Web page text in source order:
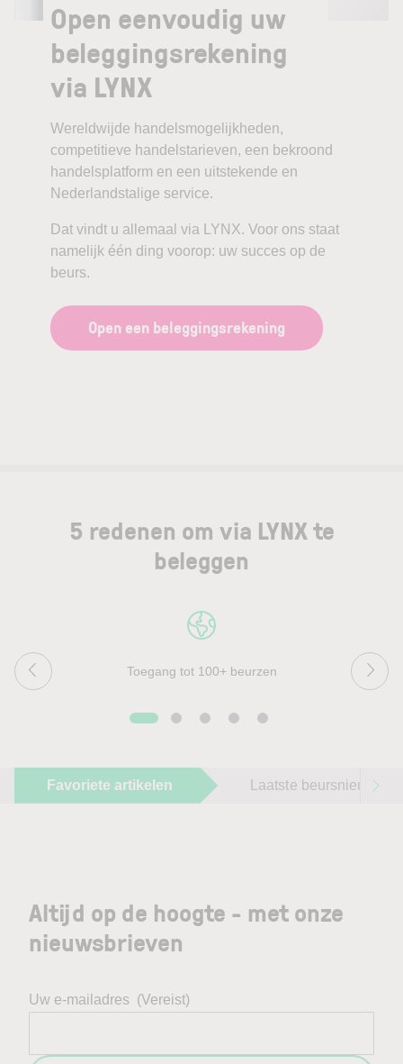
Open eenvoudig uw
beleggingsrekening
via LYNX
Wereldwijde handelsmogelijkheden,
competitieve handelstarieven, een bekroond
handelsplatform en een uitstekende en
Nederlandstalige service.
Dat vindt u allemaal via LYNX. Voor ons staat
namelijk één ding voorop: uw succes op de
beurs.
Open een beleggingsrekening
5 redenen om via LYNX te
beleggen
Toegang tot 100+ beurzen
Favoriete artikelen Laatste beursnieuws
Altijd op de hoogte - met onze
nieuwsbrieven
Uw e-mailadres (Vereist)